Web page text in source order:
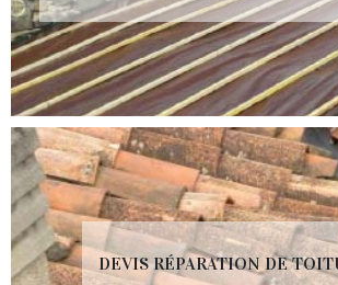
DEVIS RÉPARATION DE